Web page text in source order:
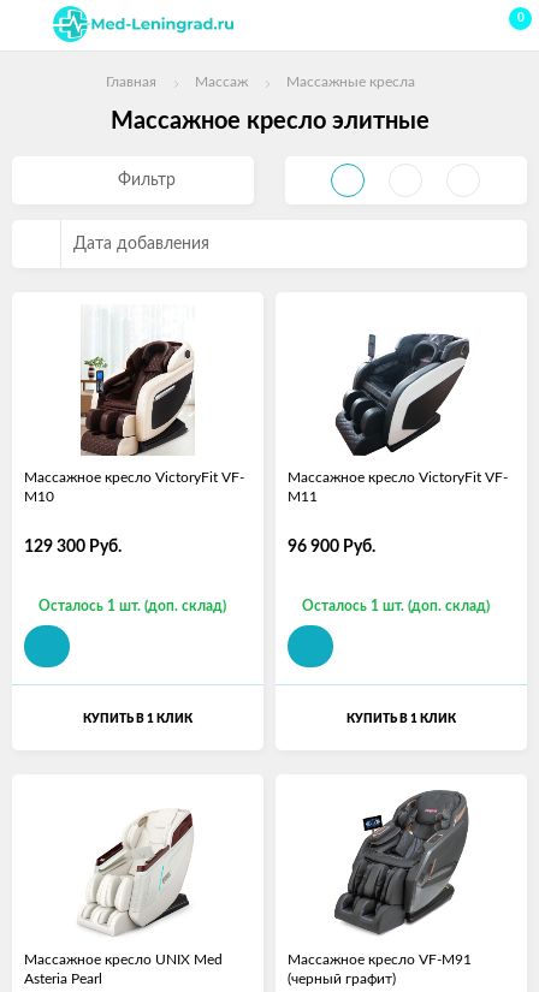
0
Главная Массаж Массажные кресла
Массажное кресло элитные
Фильтр
Дата добавления
Массажное кресло VictoryFit VF-
M10
129 300 Руб.
Осталось 1 шт. (доп. склад)
КУПИТЬ В 1 КЛИК
Массажное кресло VictoryFit VF-
M11
96 900 Руб.
Осталось 1 шт. (доп. склад)
КУПИТЬ В 1 КЛИК
Массажное кресло UNIX Med
Asteria Pearl
Массажное кресло VF-M91
(черный графит)